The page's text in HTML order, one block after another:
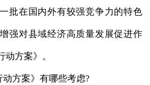
批在国内外有较强竞争力的特色
强对县域经济高质量发展促进作
方案》。
方案》有哪些考虑?